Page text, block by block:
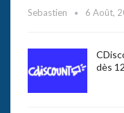
Sebastien 6 Août,
dès